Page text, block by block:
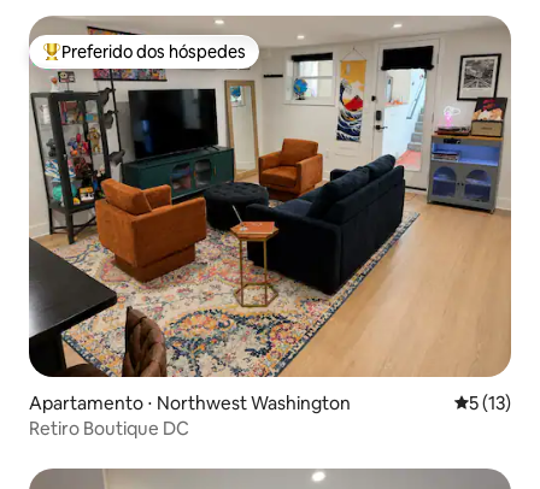
Entre os melhores preferidos dos hóspedes
Preferido dos hóspedes
Apartamento ⋅ Northwest Washington 5 de uma
5 (13)
Retiro Boutique DC